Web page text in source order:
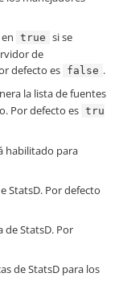
true si se
de
defecto es false .
la lista de fuentes
Por defecto es tru
habilitado para
StatsD. Por defecto
de StatsD. Por
de StatsD para los